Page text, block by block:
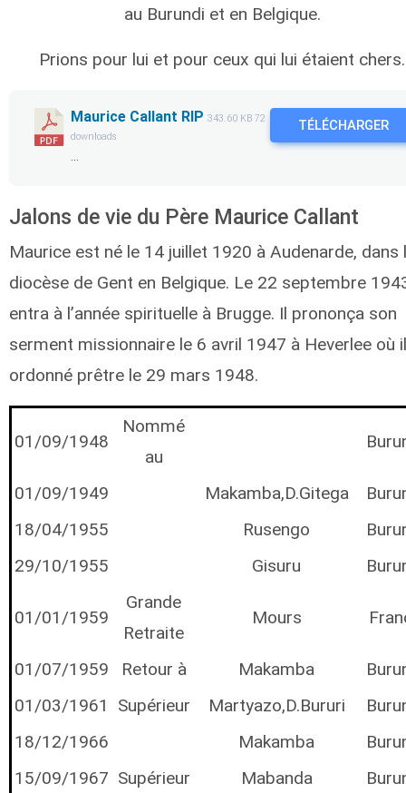
au Burundi et en Belgique.
Prions pour lui et pour ceux qui lui étaient chers.
Maurice Callant RIP 343.60 KB 72
downloads
...
TÉLÉCHARGER
Jalons de vie du Père Maurice Callant
Maurice est né le 14 juillet 1920 à Audenarde, dans
diocèse de Gent en Belgique. Le 22 septembre
entra à l’année spirituelle à Brugge. Il prononça son
serment missionnaire le 6 avril 1947 à Heverlee où
ordonné prêtre le 29 mars 1948.
01/09/1948
Nommé
au
01/09/1949 Makamba,D.Gitega
18/04/1955
Rusengo
29/10/1955
Gisuru
01/01/1959
Grande
Retraite
Mours
01/07/1959 Retour à Makamba
01/03/1961
Supérieur Martyazo,D.Bururi
18/12/1966
Makamba
15/09/1967 Supérieur Mabanda